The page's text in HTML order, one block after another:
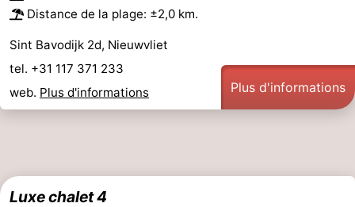
Distance de la plage: ±2,0 km.
Sint Bavodijk 2d, Nieuwvliet
tel. +31 117 371 233
web. Plus d'informations Plus d'informations
Luxe chalet 4